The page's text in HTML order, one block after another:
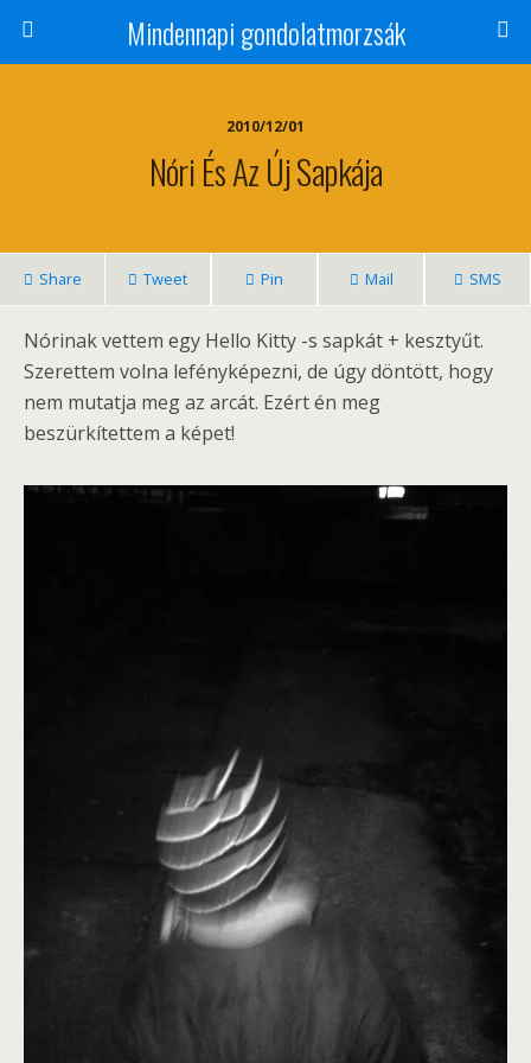
Mindennapi gondolatmorzsák
2010/12/01
Nóri És Az Új Sapkája
Share Tweet Pin Mail SMS
Nórinak vettem egy Hello Kitty -s sapkát + kesztyűt.
Szerettem volna lefényképezni, de úgy döntött, hogy
nem mutatja meg az arcát. Ezért én meg
beszürkítettem a képet!